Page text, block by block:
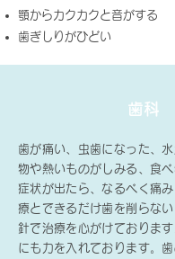
顎からカクカクと音がする
歯ぎしりがひどい
歯科
歯が痛い、虫歯になった、
物や熱いものがしみる、食
症状が出たら、なるべく痛
療とできるだけ歯を削らな
針で治療を心がけておりま
にも力を入れております。